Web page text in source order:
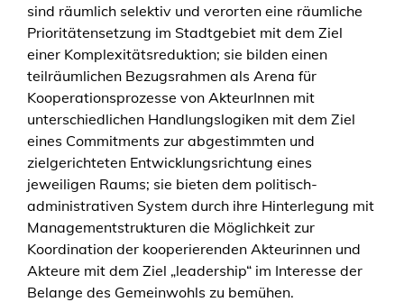
sind räumlich selektiv und verorten eine räumliche
Prioritätensetzung im Stadtgebiet mit dem Ziel
einer Komplexitätsreduktion; sie bilden einen
teilräumlichen Bezugsrahmen als Arena für
Kooperationsprozesse von AkteurInnen mit
unterschiedlichen Handlungslogiken mit dem Ziel
eines Commitments zur abgestimmten und
zielgerichteten Entwicklungsrichtung eines
jeweiligen Raums; sie bieten dem politisch-
administrativen System durch ihre Hinterlegung mit
Managementstrukturen die Möglichkeit zur
Koordination der kooperierenden Akteurinnen und
Akteure mit dem Ziel „leadership“ im Interesse der
Belange des Gemeinwohls zu bemühen.